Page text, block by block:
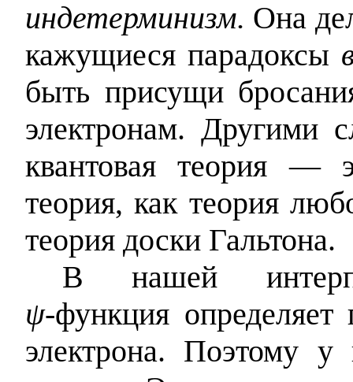
индетерминизм. Она
кажущиеся парадоксы
быть присущи
электронам. Другими
квантовая теория —
теория, как теория
теория доски Гальтона.
В нашей
ψ‑функция определяет
электрона. Поэтому